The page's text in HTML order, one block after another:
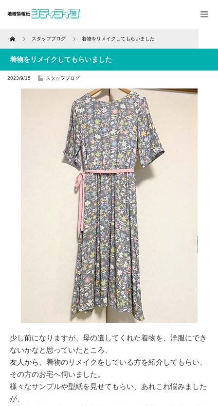
Home スタッフブログ 着物をリメイクしてもらいました
着物をリメイクしてもらいました
2023/9/15 スタッフブログ
少し前になりますが、母の遺してくれた着物を、洋服にでき
ないかなと思っていたところ、
友人から、着物のリメイクをしている方を紹介してもらい、
その方のお宅へ伺いました。
様々なサンプルや型紙を見せてもらい、あれこれ悩みました
が、